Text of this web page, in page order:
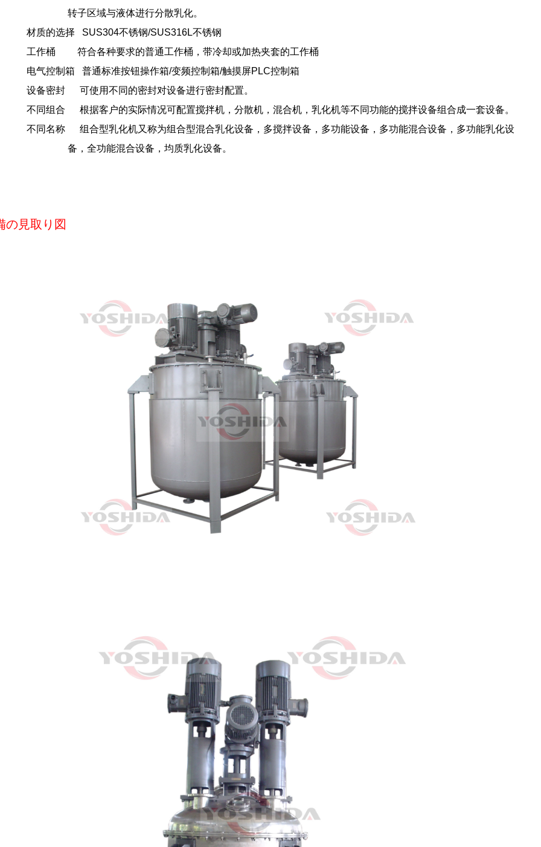
转子区域与液体进行分散乳化。
材质的选择 SUS304不锈钢/SUS316L不锈钢
工作桶 符合各种要求的普通工作桶，带冷却或加热夹套的工作桶
电气控制箱 普通标准按钮操作箱/变频控制箱/触摸屏PLC控制箱
设备密封 可使用不同的密封对设备进行密封配置。
不同组合 根据客户的实际情况可配置搅拌机，分散机，混合机，乳化机等不同功能的搅拌设备组合成一套设备。
不同名称 组合型乳化机又称为组合型混合乳化设备，多搅拌设备，多功能设备，多功能混合设备，多功能乳化设
备，全功能混合设备，均质乳化设备。
の見取り図